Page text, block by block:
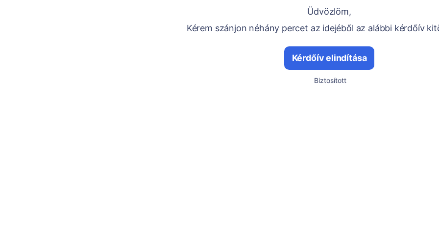
Üdvözlöm,
Kérem szánjon néhány percet az idejéből az alábbi kérdőív
Kérdőív elindítása
Biztosított